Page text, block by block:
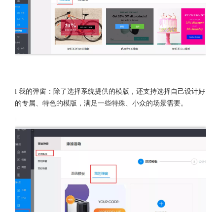
l 我的弹窗：除了选择系统提供的模版，还支持选择自己设计好
的专属、特色的模版，满足一些特殊、小众的场景需要。